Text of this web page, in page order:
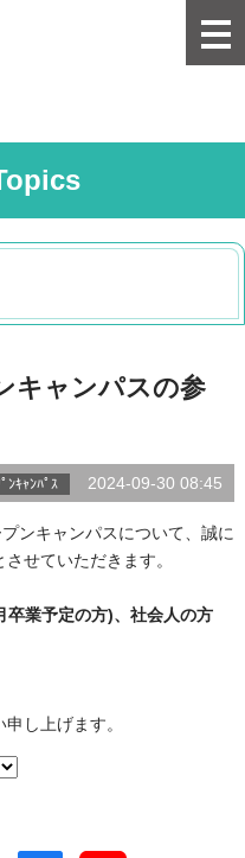
キャンパスの参
ﾝｷｬﾝﾊﾟｽ 2024-09-30 08:45
ンキャンパスについて、誠に
せていただきます。
業予定の方)、社会人の方
し上げます。